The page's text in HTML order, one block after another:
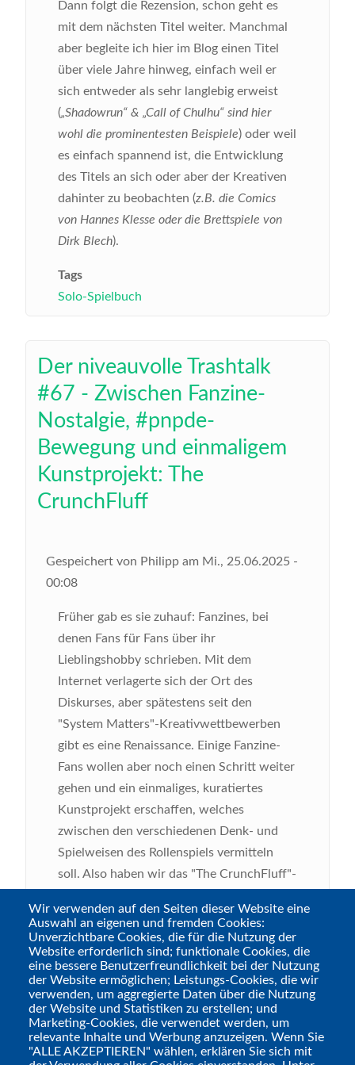
Dann folgt die Rezension, schon geht es
mit dem nächsten Titel weiter. Manchmal
aber begleite ich hier im Blog einen Titel
über viele Jahre hinweg, einfach weil er
sich entweder als sehr langlebig erweist
(„Shadowrun“ & „Call of Chulhu“ sind hier
wohl die prominentesten Beispiele) oder weil
es einfach spannend ist, die Entwicklung
des Titels an sich oder aber der Kreativen
dahinter zu beobachten (z.B. die Comics
von Hannes Klesse oder die Brettspiele von
Dirk Blech).
Tags
Solo-Spielbuch
Der niveauvolle Trashtalk
#67 - Zwischen Fanzine-
Nostalgie, #pnpde-
Bewegung und einmaligem
Kunstprojekt: The
CrunchFluff
Gespeichert von Philipp am Mi., 25.06.2025 -
00:08
Früher gab es sie zuhauf: Fanzines, bei
denen Fans für Fans über ihr
Lieblingshobby schrieben. Mit dem
Internet verlagerte sich der Ort des
Diskurses, aber spätestens seit den
"System Matters"-Kreativwettbewerben
gibt es eine Renaissance. Einige Fanzine-
Fans wollen aber noch einen Schritt weiter
gehen und ein einmaliges, kuratiertes
Kunstprojekt erschaffen, welches
zwischen den verschiedenen Denk- und
Spielweisen des Rollenspiels vermitteln
soll. Also haben wir das "The CrunchFluff"-
vorgestellt haben...
Wir verwenden auf den Seiten dieser Website eine
Auswahl an eigenen und fremden Cookies:
Unverzichtbare Cookies, die für die Nutzung der
Website erforderlich sind; funktionale Cookies, die
eine bessere Benutzerfreundlichkeit bei der Nutzung
der Website ermöglichen; Leistungs-Cookies, die wir
verwenden, um aggregierte Daten über die Nutzung
der Website und Statistiken zu erstellen; und
Marketing-Cookies, die verwendet werden, um
relevante Inhalte und Werbung anzuzeigen. Wenn Sie
"ALLE AKZEPTIEREN" wählen, erklären Sie sich mit